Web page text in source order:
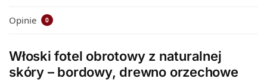
Opinie 0
Włoski fotel obrotowy z naturalnej
skóry – bordowy, drewno orzechowe